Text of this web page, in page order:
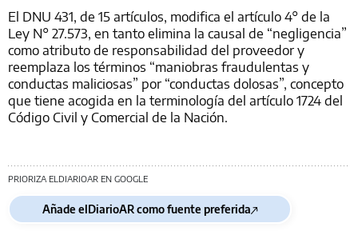
El DNU 431, de 15 artículos, modifica el artículo 4° de la
Ley N° 27.573, en tanto elimina la causal de “negligencia”
como atributo de responsabilidad del proveedor y
reemplaza los términos “maniobras fraudulentas y
conductas maliciosas” por “conductas dolosas”, concepto
que tiene acogida en la terminología del artículo 1724 del
Código Civil y Comercial de la Nación.
PRIORIZA ELDIARIOAR EN GOOGLE
Añade elDiarioAR como fuente preferida